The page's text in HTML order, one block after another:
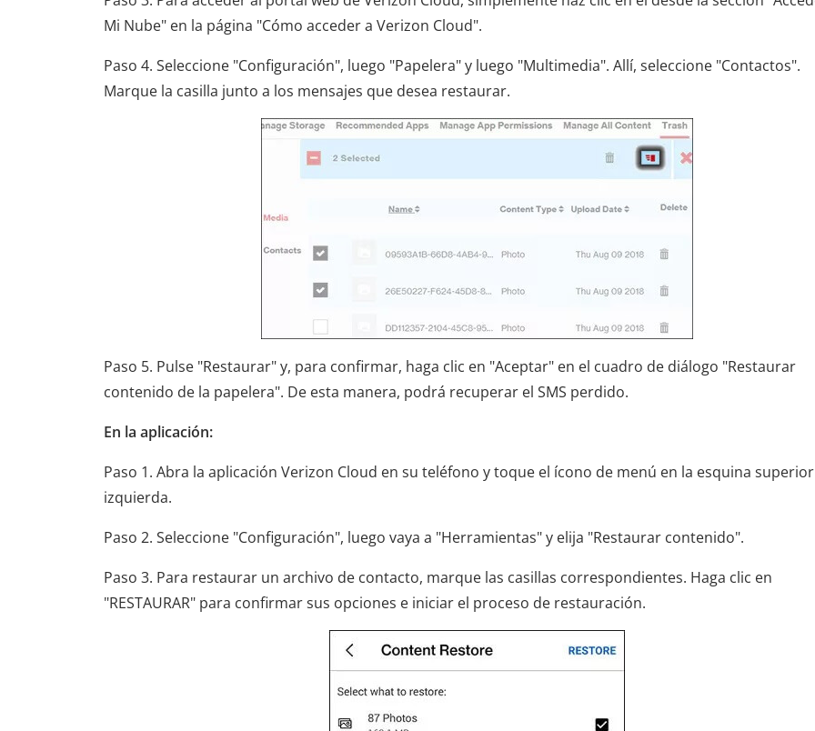
Mi Nube" en la página "Cómo acceder a Verizon Cloud".
Paso 4. Seleccione "Configuración", luego "Papelera" y luego "Multimedia". Allí, seleccione "Contactos".
Marque la casilla junto a los mensajes que desea restaurar.
Paso 5. Pulse "Restaurar" y, para confirmar, haga clic en "Aceptar" en el cuadro de diálogo "Restaurar
contenido de la papelera". De esta manera, podrá recuperar el SMS perdido.
En la aplicación:
Paso 1. Abra la aplicación Verizon Cloud en su teléfono y toque el ícono de menú en la esquina superior
izquierda.
Paso 2. Seleccione "Configuración", luego vaya a "Herramientas" y elija "Restaurar contenido".
Paso 3. Para restaurar un archivo de contacto, marque las casillas correspondientes. Haga clic en
"RESTAURAR" para confirmar sus opciones e iniciar el proceso de restauración.